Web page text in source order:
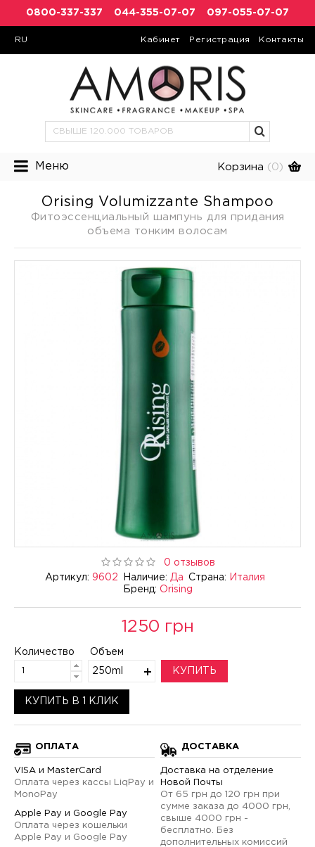
0800-337-337 044-355-07-07 097-055-07-07
RU Кабинет Регистрация Контакты
Меню Корзина (0)
Orising Volumizzante Shampoo
Фитоэссенциальный шампунь для придания
объема тонким волосам
Артикул: 9602 Наличие: Да Страна:
Италия
Бренд: Orising
0 отзывов
1250 грн
Количество Объем
250ml КУПИТЬ
КУПИТЬ В 1 КЛИК
ОПЛАТА
VISA и MasterCard
Оплата через кассы LiqPay и
MonoPay
Apple Pay и Google Pay
Оплата через кошельки
Apple Pay и Google Pay
ДОСТАВКА
Доставка на отделение
Новой Почты
От 65 грн до 120 грн при
сумме заказа до 4000 грн,
свыше 4000 грн -
бесплатно. Без
дополнительных комиссий